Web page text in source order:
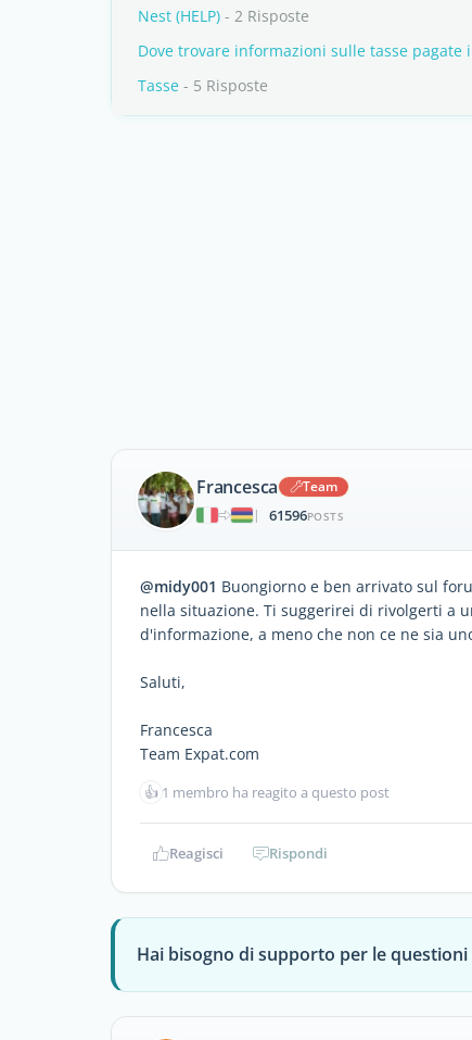
Nest (HELP) - 2 Risposte
Dove trovare informazioni sulle tasse pagate
Tasse - 5 Risposte
Francesca
Team
|
61596POSTS
@midy001 Buongiorno e ben arrivato sul
nella situazione. Ti suggerirei di rivolgerti a
d'informazione, a meno che non ce ne sia
Saluti,
Francesca
Team Expat.com
👍 1 membro ha reagito a questo post
Reagisci Rispondi
Hai bisogno di supporto per le